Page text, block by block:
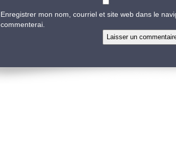
Enregistrer mon nom, courriel et site web dans le
commenterai.